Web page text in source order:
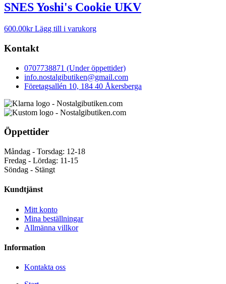
SNES Yoshi's Cookie UKV
600.00kr Lägg till i varukorg
Kontakt
0707738871 (Under öppettider)
info.nostalgibutiken@gmail.com
Företagsallén 10, 184 40 Åkersberga
Öppettider
Måndag - Torsdag: 12-18
Fredag - Lördag: 11-15
Söndag - Stängt
Kundtjänst
Mitt konto
Mina beställningar
Allmänna villkor
Information
Kontakta oss